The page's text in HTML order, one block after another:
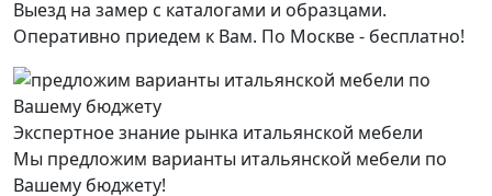
Выезд на замер с каталогами и образцами.
Оперативно приедем к Вам. По Москве - бесплатно!
Экспертное знание рынка итальянской мебели
Мы предложим варианты итальянской мебели по
Вашему бюджету!